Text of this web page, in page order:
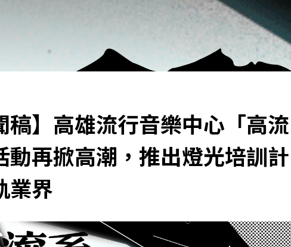
稿】高雄流行音樂中心「高流
動再掀高潮，推出燈光培訓計
業界